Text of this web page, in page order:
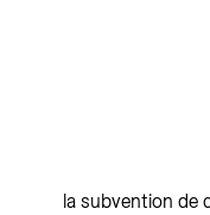
la subvention de